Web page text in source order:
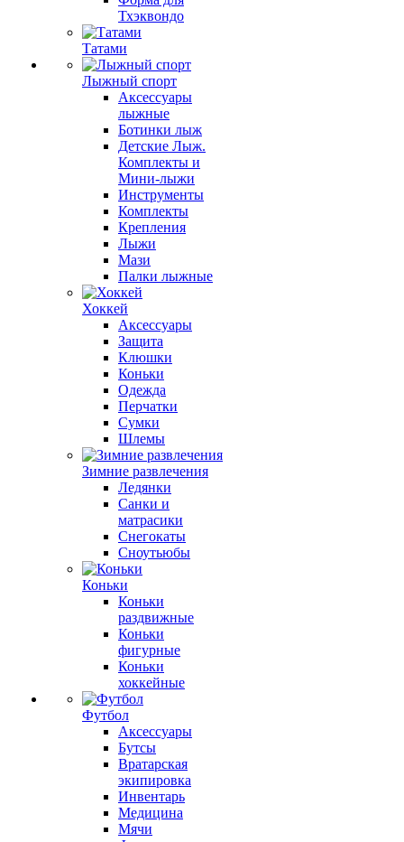
Тхэквондо
Татами
Лыжный спорт
Аксессуары
лыжные
Ботинки лыж
Детские Лыж.
Комплекты и
Мини-лыжи
Инструменты
Комплекты
Крепления
Лыжи
Мази
Палки лыжные
Хоккей
Аксессуары
Защита
Клюшки
Коньки
Одежда
Перчатки
Сумки
Шлемы
Зимние развлечения
Ледянки
Санки и
матрасики
Снегокаты
Сноутьюбы
Коньки
Коньки
раздвижные
Коньки
фигурные
Коньки
хоккейные
Футбол
Аксессуары
Бутсы
Вратарская
экипировка
Инвентарь
Медицина
Мячи